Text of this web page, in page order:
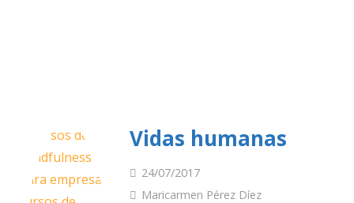
Vidas humanas
24/07/2017
Maricarmen Pérez Díez